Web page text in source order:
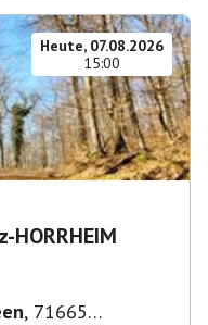
Heute, 07.08.2026
15:00
, 71665